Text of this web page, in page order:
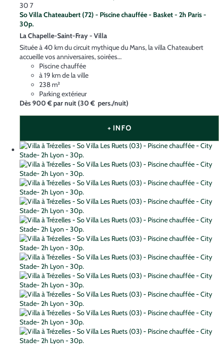
30 7
So Villa Chateaubert (72) - Piscine chauffée - Basket - 2h Paris -
30p.
La Chapelle-Saint-Fray - Villa
Située à 40 km du circuit mythique du Mans, la villa Chateaubert
accueille vos anniversaires, soirées...
Piscine chauffée
à 19 km de la ville
238 m²
Parking extérieur
Dès900 €par nuit(30 € pers./nuit)
+ INFO